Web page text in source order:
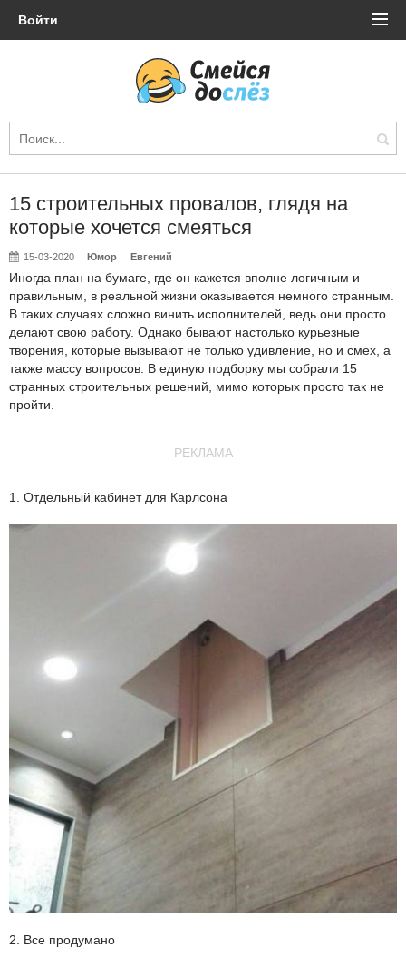
Войти
15 строительных провалов, глядя на
которые хочется смеяться
15-03-2020 Юмор Евгений
Иногда план на бумаге, где он кажется вполне логичным и
правильным, в реальной жизни оказывается немного странным.
В таких случаях сложно винить исполнителей, ведь они просто
делают свою работу. Однако бывают настолько курьезные
творения, которые вызывают не только удивление, но и смех, а
также массу вопросов. В единую подборку мы собрали 15
странных строительных решений, мимо которых просто так не
пройти.
РЕКЛАМА
1. Отдельный кабинет для Карлсона
2. Все продумано